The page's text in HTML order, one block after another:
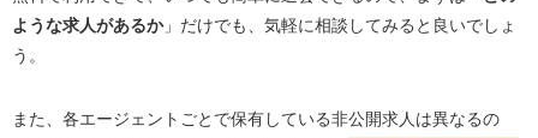
ような求人があるか」だけでも、気軽に相談してみると良いでしょ
う。
また、各エージェントごとで保有している非公開求人は異なるの